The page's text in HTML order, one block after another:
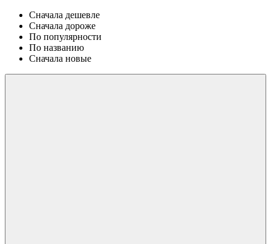
Сначала дешевле
Сначала дороже
По популярности
По названию
Сначала новые